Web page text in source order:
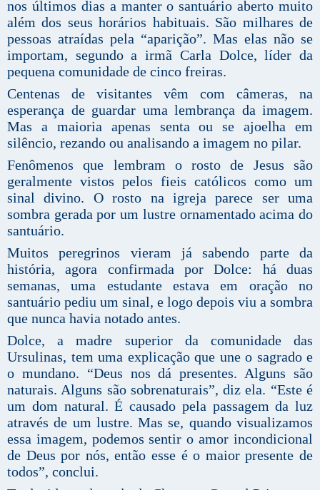
nos últimos dias a manter o santuário aberto muito
além dos seus horários habituais. São milhares de
pessoas atraídas pela “aparição”. Mas elas não se
importam, segundo a irmã Carla Dolce, líder da
pequena comunidade de cinco freiras.
Centenas de visitantes vêm com câmeras, na
esperança de guardar uma lembrança da imagem.
Mas a maioria apenas senta ou se ajoelha em
silêncio, rezando ou analisando a imagem no pilar.
Fenômenos que lembram o rosto de Jesus são
geralmente vistos pelos fieis católicos como um
sinal divino. O rosto na igreja parece ser uma
sombra gerada por um lustre ornamentado acima do
santuário.
Muitos peregrinos vieram já sabendo parte da
história, agora confirmada por Dolce: há duas
semanas, uma estudante estava em oração no
santuário pediu um sinal, e logo depois viu a sombra
que nunca havia notado antes.
Dolce, a madre superior da comunidade das
Ursulinas, tem uma explicação que une o sagrado e
o mundano. “Deus nos dá presentes. Alguns são
naturais. Alguns são sobrenaturais”, diz ela. “Este é
um dom natural. É causado pela passagem da luz
através de um lustre. Mas se, quando visualizamos
essa imagem, podemos sentir o amor incondicional
de Deus por nós, então esse é o maior presente de
todos”, conclui.